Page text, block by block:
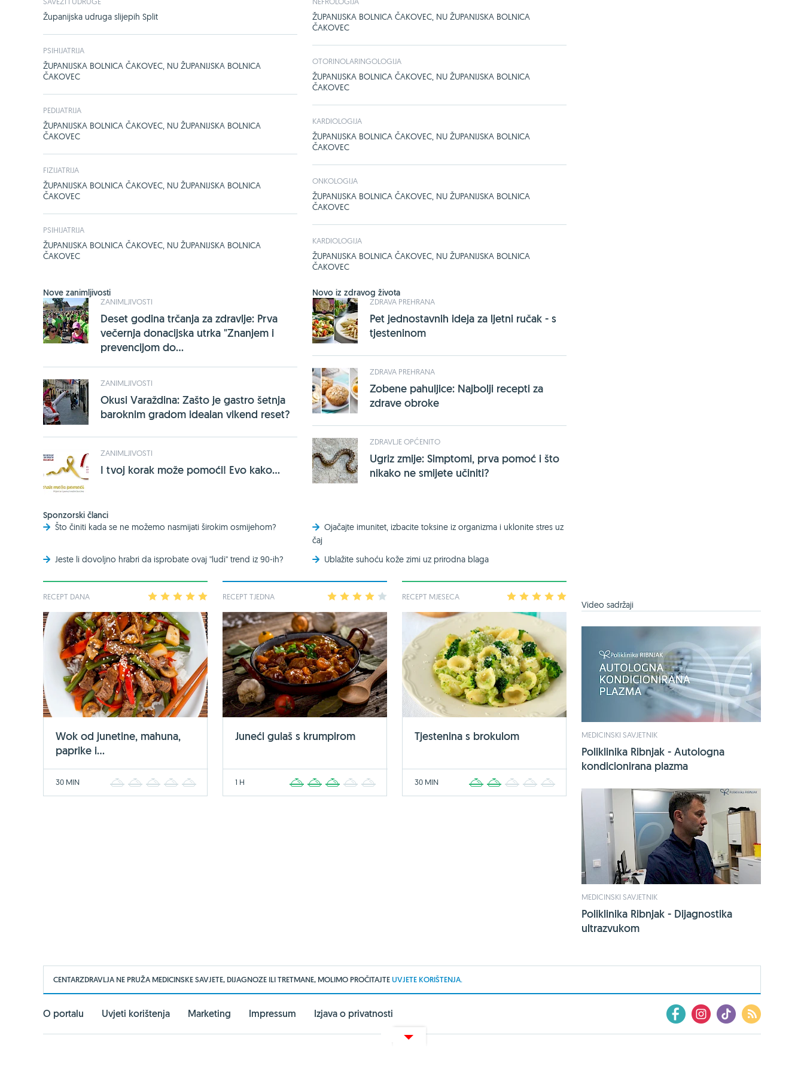
Županijska udruga slijepih Split
PSIHIJATRIJA
ŽUPANIJSKA BOLNICA ČAKOVEC, NU ŽUPANIJSKA BOLNICA
ČAKOVEC
PEDIJATRIJA
ŽUPANIJSKA BOLNICA ČAKOVEC, NU ŽUPANIJSKA BOLNICA
ČAKOVEC
FIZIJATRIJA
ŽUPANIJSKA BOLNICA ČAKOVEC, NU ŽUPANIJSKA BOLNICA
ČAKOVEC
PSIHIJATRIJA
ŽUPANIJSKA BOLNICA ČAKOVEC, NU ŽUPANIJSKA BOLNICA
ČAKOVEC
ŽUPANIJSKA BOLNICA ČAKOVEC, NU ŽUPANIJSKA BOLNICA
ČAKOVEC
OTORINOLARINGOLOGIJA
ŽUPANIJSKA BOLNICA ČAKOVEC, NU ŽUPANIJSKA BOLNICA
ČAKOVEC
KARDIOLOGIJA
ŽUPANIJSKA BOLNICA ČAKOVEC, NU ŽUPANIJSKA BOLNICA
ČAKOVEC
ONKOLOGIJA
ŽUPANIJSKA BOLNICA ČAKOVEC, NU ŽUPANIJSKA BOLNICA
ČAKOVEC
KARDIOLOGIJA
ŽUPANIJSKA BOLNICA ČAKOVEC, NU ŽUPANIJSKA BOLNICA
ČAKOVEC
Nove zanimljivosti
ZANIMLJIVOSTI
Deset godina trčanja za zdravlje: Prva
večernja donacijska utrka "Znanjem i
prevencijom do...
ZANIMLJIVOSTI
Okusi Varaždina: Zašto je gastro šetnja
baroknim gradom idealan vikend reset?
ZANIMLJIVOSTI
I tvoj korak može pomoći! Evo kako...
Novo iz zdravog života
ZDRAVA PREHRANA
Pet jednostavnih ideja za ljetni ručak - s
tjesteninom
ZDRAVA PREHRANA
Zobene pahuljice: Najbolji recepti za
zdrave obroke
ZDRAVLJE OPĆENITO
Ugriz zmije: Simptomi, prva pomoć i što
nikako ne smijete učiniti?
Sponzorski članci
Što činiti kada se ne možemo nasmijati širokim osmijehom?
Ojačajte imunitet, izbacite toksine iz organizma i uklonite stres uz
čaj
Jeste li dovoljno hrabri da isprobate ovaj ''ludi'' trend iz 90-ih?
Ublažite suhoću kože zimi uz prirodna blaga
RECEPT DANA 2 3 4
Wok od junetine, mahuna,
paprike i...
30 MIN 2 3 4
RECEPT TJEDNA 2 3 4
Juneći gulaš s krumpirom
1 H 2 3 4
RECEPT MJESECA 2 3 4
Tjestenina s brokulom
30 MIN 2 3 4
Video sadržaji
MEDICINSKI SAVJETNIK
Poliklinika Ribnjak - Autologna
kondicionirana plazma
MEDICINSKI SAVJETNIK
Poliklinika Ribnjak - Dijagnostika
ultrazvukom
CENTARZDRAVLJA NE PRUŽA MEDICINSKE SAVJETE, DIJAGNOZE ILI TRETMANE, MOLIMO PROČITAJTEUVJETE KORIŠTENJA.
O portalu Uvjeti korištenja Marketing Impressum Izjava o privatnosti